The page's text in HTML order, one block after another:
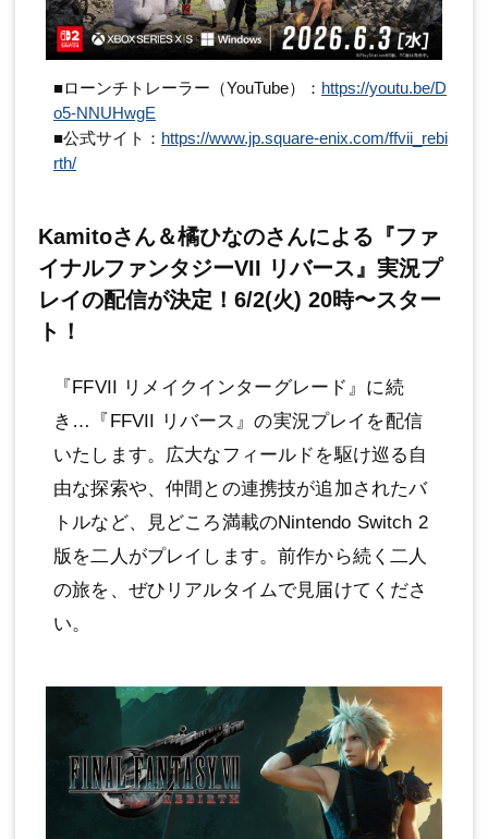
■ローンチトレーラー（YouTube）： https://youtu.be/D
o5-NNUHwgE
■公式サイト： https://www.jp.square-enix.com/ffvii_rebi
rth/
Kamitoさん＆橘ひなのさんによる『ファ
イナルファンタジーVII リバース』実況プ
レイの配信が決定！6/2(火) 20時〜スター
ト！
『FFVII リメイクインターグレード』に続
き…『FFVII リバース』の実況プレイを配信
いたします。広大なフィールドを駆け巡る自
由な探索や、仲間との連携技が追加されたバ
トルなど、見どころ満載のNintendo Switch 2
版を二人がプレイします。前作から続く二人
の旅を、ぜひリアルタイムで見届けてくださ
い。